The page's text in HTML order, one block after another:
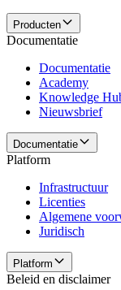
Producten
Documentatie
Documentatie
Academy
Knowledge
Nieuwsbrief
Documentatie
Platform
Infrastructuur
Licenties
Algemene
Juridisch
Platform
Beleid en disclaimer